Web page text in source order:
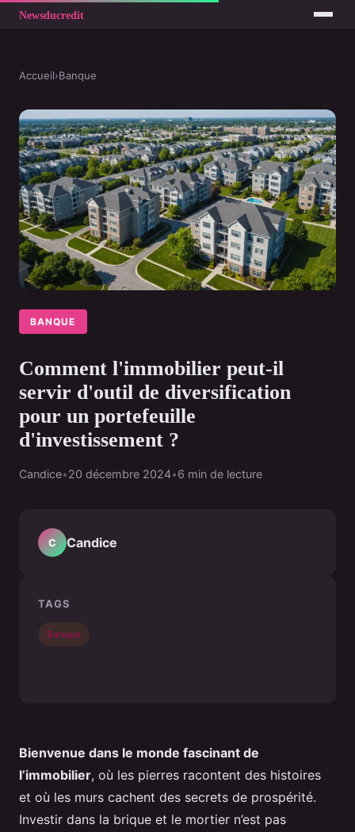
Accueil›Banque
BANQUE
Comment l'immobilier peut-il
servir d'outil de diversification
pour un portefeuille
d'investissement ?
Candice•20 décembre 2024•6 min de lecture
Bienvenue dans le monde fascinant de
l’immobilier, où les pierres racontent des histoires
et où les murs cachent des secrets de prospérité.
Investir dans la brique et le mortier n’est pas
C Candice
TAGS
Banque